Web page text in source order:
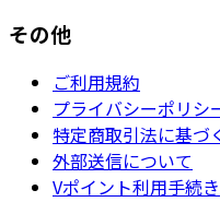
その他
ご利用規約
プライバシーポリシ
特定商取引法に基づ
外部送信について
Vポイント利用手続き